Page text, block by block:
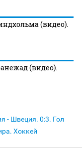
(видео).
(видео).
- Швеция. 0:3. Гол
Хоккей